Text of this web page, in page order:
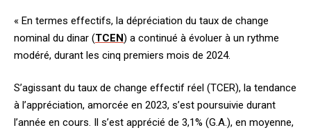
« En termes effectifs, la dépréciation du taux de change
nominal du dinar (TCEN) a continué à évoluer à un rythme
modéré, durant les cinq premiers mois de 2024.
S’agissant du taux de change effectif réel (TCER), la tendance
à l’appréciation, amorcée en 2023, s’est poursuivie durant
l’année en cours. Il s’est apprécié de 3,1% (G.A.), en moyenne,